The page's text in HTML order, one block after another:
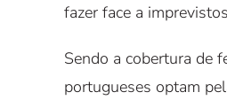
fazer face a
Sendo a cobertura de
portugueses optam